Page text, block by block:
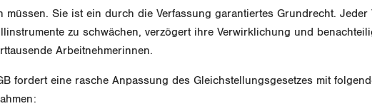
müssen. Sie ist ein durch die Verfassung garantiertes Grundrecht. Jeder
zu schwächen, verzögert ihre Verwirklichung und
Arbeitnehmerinnen.
fordert eine rasche Anpassung des Gleichstellungsgesetzes mit